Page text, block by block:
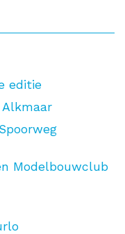
editie
Modelbouwclub